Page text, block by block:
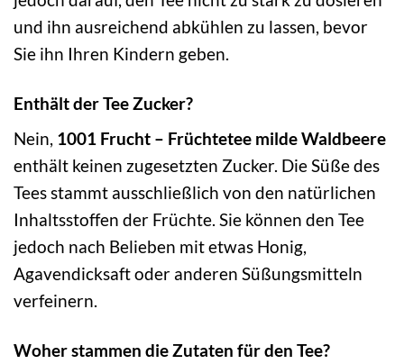
und ihn ausreichend abkühlen zu lassen, bevor
Sie ihn Ihren Kindern geben.
Enthält der Tee Zucker?
Nein, 1001 Frucht – Früchtetee milde Waldbeere
enthält keinen zugesetzten Zucker. Die Süße des
Tees stammt ausschließlich von den natürlichen
Inhaltsstoffen der Früchte. Sie können den Tee
jedoch nach Belieben mit etwas Honig,
Agavendicksaft oder anderen Süßungsmitteln
verfeinern.
Woher stammen die Zutaten für den Tee?